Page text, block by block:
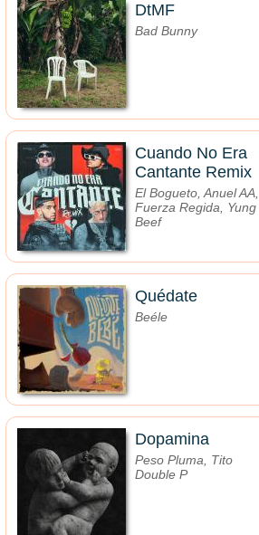
DtMF
Bad Bunny
Cuando No Era
Cantante Remix
El Bogueto, Anuel AA,
Fuerza Regida, Yung
Beef
Quédate
Beéle
Dopamina
Peso Pluma, Tito
Double P